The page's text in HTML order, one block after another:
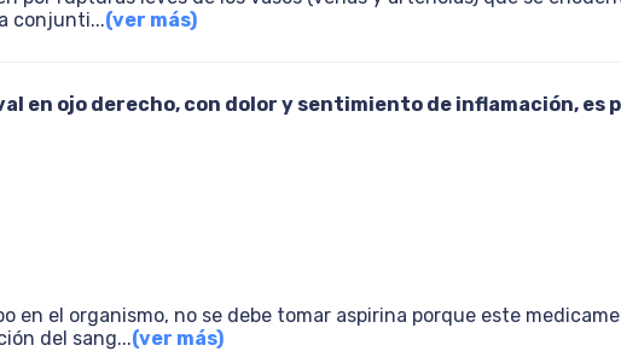
conjunti...(ver más)
en ojo derecho, con dolor y sentimiento de inflamación, es
en el organismo, no se debe tomar aspirina porque este
del sang...(ver más)